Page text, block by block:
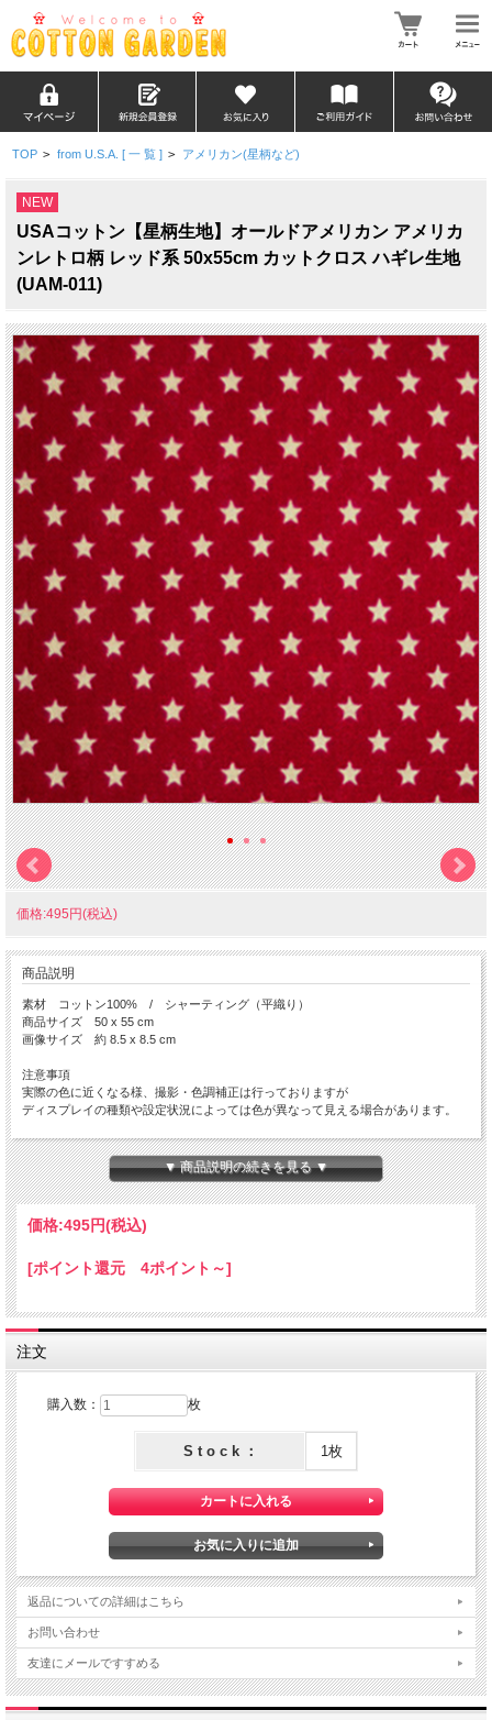
TOP > from U.S.A. [ 一 覧 ] > アメリカン(星柄など)
NEW
USAコットン【星柄生地】オールドアメリカン アメリカ
ンレトロ柄 レッド系 50x55cm カットクロス ハギレ生地
(UAM-011)
価格:495円(税込)
商品説明
素材 コットン100% / シャーティング（平織り）
商品サイズ 50 x 55 cm
画像サイズ 約 8.5 x 8.5 cm
注意事項
実際の色に近くなる様、撮影・色調補正は行っておりますが
ディスプレイの種類や設定状況によっては色が異なって見える場合があります。
コットンガーデン／CottonGarden／カットクロス／アメリカン／星柄
▼ 商品説明の続きを見る ▼
価格:495円(税込)
[ポイント還元 4ポイント～]
注文
購入数： 枚
S t o c k ： 1枚
返品についての詳細はこちら
お問い合わせ
友達にメールですすめる